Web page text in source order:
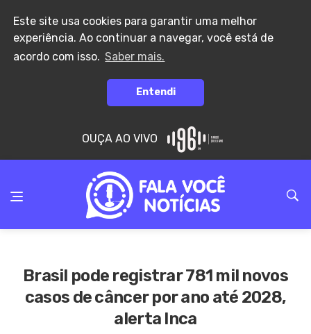
Este site usa cookies para garantir uma melhor
experiência. Ao continuar a navegar, você está de
acordo com isso. Saber mais.
Entendi
OUÇA AO VIVO
Brasil pode registrar 781 mil novos
casos de câncer por ano até 2028,
alerta Inca